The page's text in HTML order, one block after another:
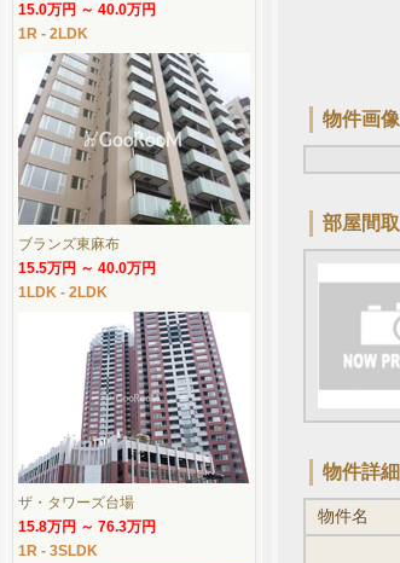
物件画像
部屋間
物件詳細
物件名
15.0万円 ～ 40.0万円
1R - 2LDK
ブランズ東麻布
15.5万円 ～ 40.0万円
1LDK - 2LDK
ザ・タワーズ台場
15.8万円 ～ 76.3万円
1R - 3SLDK